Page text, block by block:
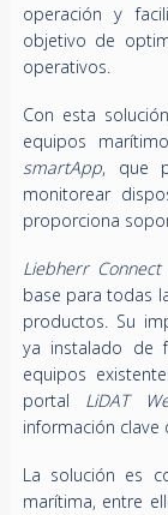
operación y
objetivo de
operativos.
Con esta
equipos
smartApp, que
monitorear
proporciona
Liebherr Connect
base para todas
productos. Su
ya instalado de
equipos
portal LiDAT
información clave
La solución es
marítima, entre